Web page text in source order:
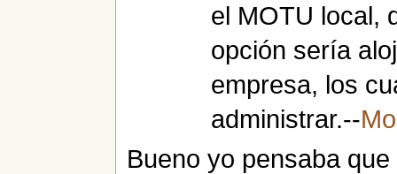
el MOTU local,
opción sería
empresa, los
administrar.--
Bueno yo pensaba